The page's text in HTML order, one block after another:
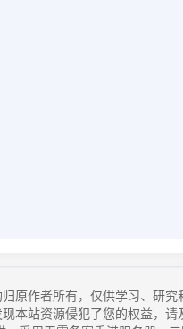
原作者所有，仅供学习、研
本站资源侵犯了您的权益，请